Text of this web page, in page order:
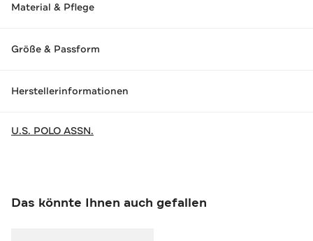
Material & Pflege
Größe & Passform
Herstellerinformationen
U.S. POLO ASSN.
Das könnte Ihnen auch gefallen